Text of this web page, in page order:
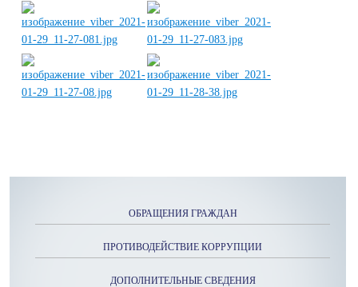
ОБРАЩЕНИЯ ГРАЖДАН
ПРОТИВОДЕЙСТВИЕ КОРРУПЦИИ
ДОПОЛНИТЕЛЬНЫЕ СВЕДЕНИЯ